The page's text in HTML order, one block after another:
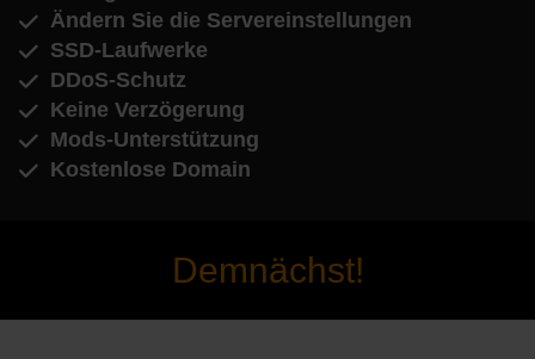
Ändern Sie die Servereinstellungen
SSD-Laufwerke
DDoS-Schutz
Keine Verzögerung
Mods-Unterstützung
Kostenlose Domain
Demnächst!